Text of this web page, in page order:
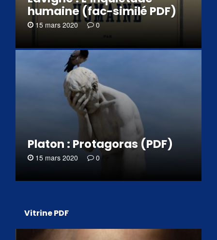
humaine (fac-similé PDF)
15 mars 2020 0
Platon : Protagoras (PDF)
15 mars 2020 0
Vitrine PDF